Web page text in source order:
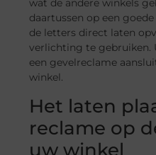
wat de andere winkels
daartussen op een
de letters direct laten
verlichting te gebruiken.
een gevelreclame
winkel.
Het laten
reclame op
uw winkel